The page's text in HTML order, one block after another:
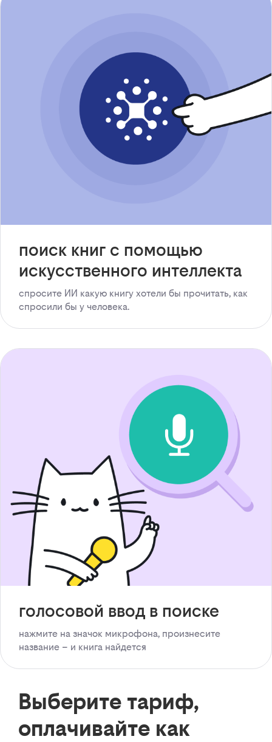
поиск книг с помощью
искусственного интеллекта
спросите ИИ какую книгу хотели бы прочитать, как
спросили бы у человека.
голосовой ввод в поиске
нажмите на значок микрофона, произнесите
название – и книга найдется
Выберите тариф,
оплачивайте как